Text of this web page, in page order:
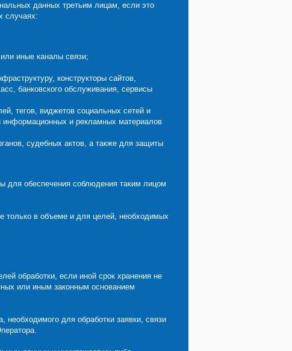
данных третьим лицам, если это
случаях:
иные каналы связи;
конструкторы сайтов,
банковского обслуживания, сервисы
тегов, виджетов социальных сетей и
информационных и рекламных материалов
судебных актов, а также для защиты
для обеспечения соблюдения таким лицом
только в объеме и для целей, необходимых
обработки, если иной срок хранения не
или иным законным основанием
для обработки заявки, связи